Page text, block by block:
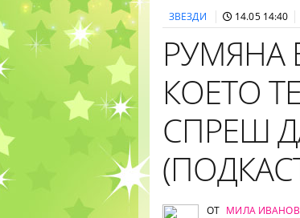
ЗВЕЗДИ 14.05 14:40
РУМЯНА
КОЕТО
СПРЕШ
ОТ МИЛА